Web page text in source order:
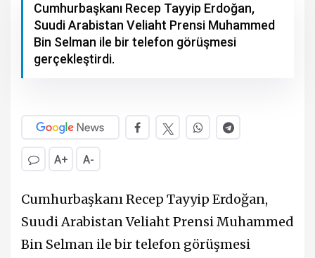
Cumhurbaşkanı Recep Tayyip Erdoğan,
Suudi Arabistan Veliaht Prensi Muhammed
Bin Selman ile bir telefon görüşmesi
gerçekleştirdi.
A+ A-
Cumhurbaşkanı Recep Tayyip Erdoğan,
Suudi Arabistan Veliaht Prensi Muhammed
Bin Selman ile bir telefon görüşmesi